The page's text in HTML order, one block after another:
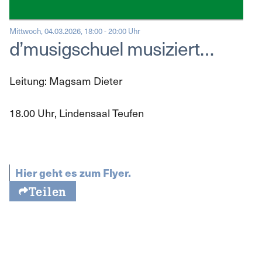
Mittwoch, 04.03.2026, 18:00 - 20:00 Uhr
d’musigschuel musiziert…
Leitung: Magsam Dieter
18.00 Uhr, Lindensaal Teufen
Hier geht es zum Flyer.
Teilen